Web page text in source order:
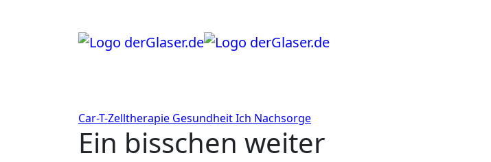
Car-T-Zelltherapie GesundheitIch Nachsorge
Ein bisschen weiter